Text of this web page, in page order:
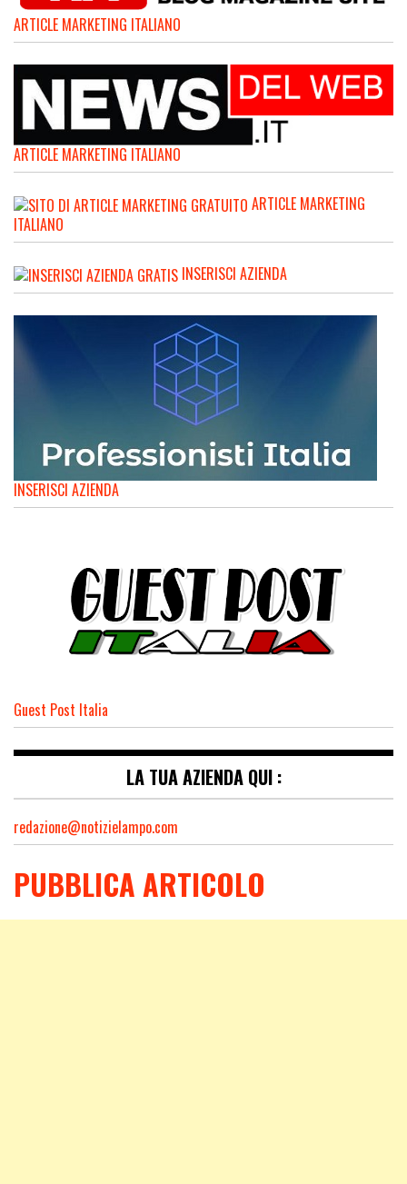
ARTICLE MARKETING ITALIANO
ARTICLE MARKETING ITALIANO
ARTICLE MARKETING
ITALIANO
INSERISCI AZIENDA
INSERISCI AZIENDA
Guest Post Italia
LA TUA AZIENDA QUI :
redazione@notizielampo.com
PUBBLICA ARTICOLO